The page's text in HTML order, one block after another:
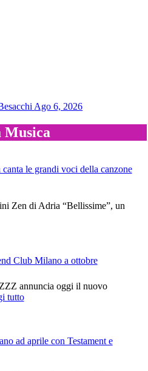
Ago 6, 2026
Musica
le grandi voci della canzone
Zen di Adria “Bellissime”, un
Club Milano a ottobre
annuncia oggi il nuovo
tutto:
al
ad aprile con Testament e